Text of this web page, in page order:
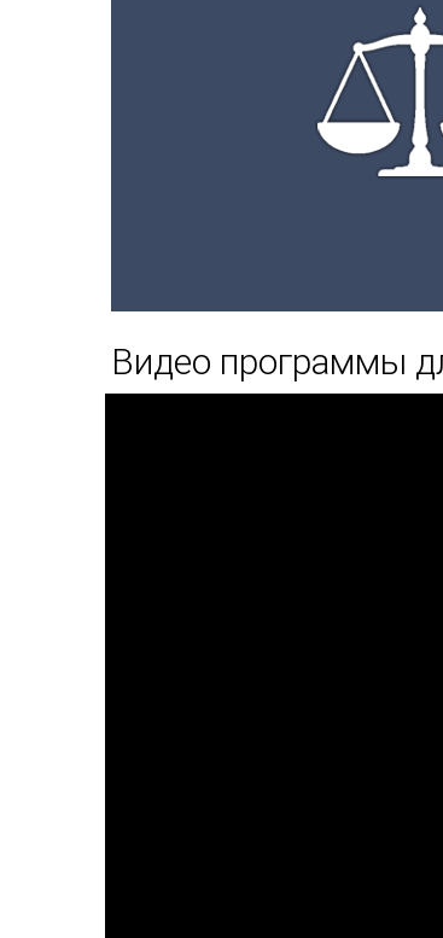
Видео программы